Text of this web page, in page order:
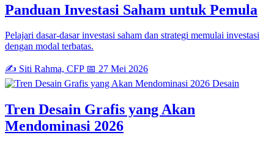
Panduan Investasi Saham untuk Pemula
Pelajari dasar-dasar investasi saham dan strategi memulai investasi
dengan modal terbatas.
✍️ Siti Rahma, CFP 📅 27 Mei 2026
Desain
Tren Desain Grafis yang Akan
Mendominasi 2026